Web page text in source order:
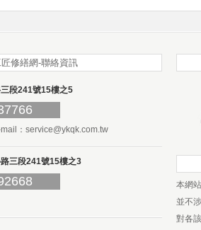
修繕網-聯絡資訊
段241號15樓之5
： service@ykqk.com.tw
三段241號15樓之3
本網
並不
對各